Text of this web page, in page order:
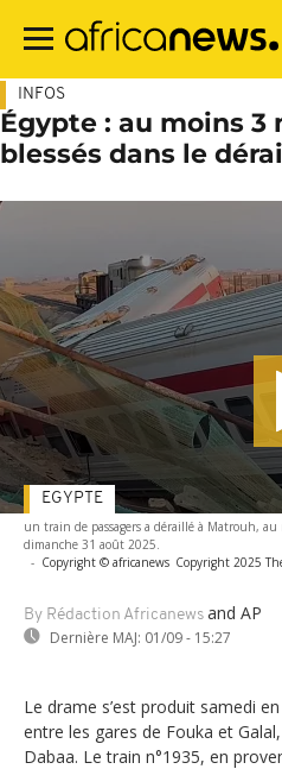
contenu
INFOS
Égypte : au moins 3
blessés dans le
un train de passagers a déraillé à Matrouh,
dimanche 31 août 2025.
- Copyright © africanews Copyright 2025
By Rédaction Africanews and AP
Dernière MAJ: 01/09 - 15:27
EGYPTE
Le drame s’est produit samedi
entre les gares de Fouka et Galal,
Dabaa. Le train n°1935, en